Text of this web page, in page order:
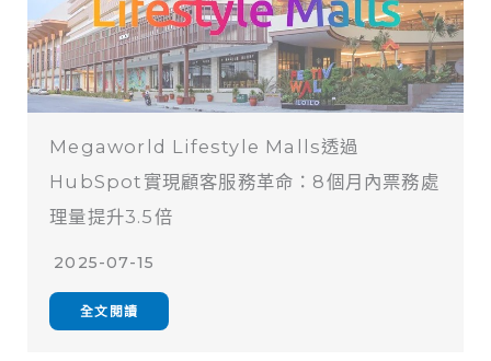
Megaworld Lifestyle Malls透過
HubSpot實現顧客服務革命：8個月內票務處
理量提升3.5倍
2025-07-15
全文閱讀